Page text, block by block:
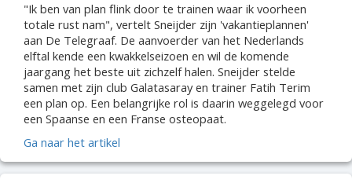
"Ik ben van plan flink door te trainen waar ik voorheen
totale rust nam", vertelt Sneijder zijn 'vakantieplannen'
aan De Telegraaf. De aanvoerder van het Nederlands
elftal kende een kwakkelseizoen en wil de komende
jaargang het beste uit zichzelf halen. Sneijder stelde
samen met zijn club Galatasaray en trainer Fatih Terim
een plan op. Een belangrijke rol is daarin weggelegd voor
een Spaanse en een Franse osteopaat.
Ga naar het artikel